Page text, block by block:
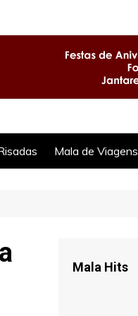
Mala de Viagens
Mala Hits